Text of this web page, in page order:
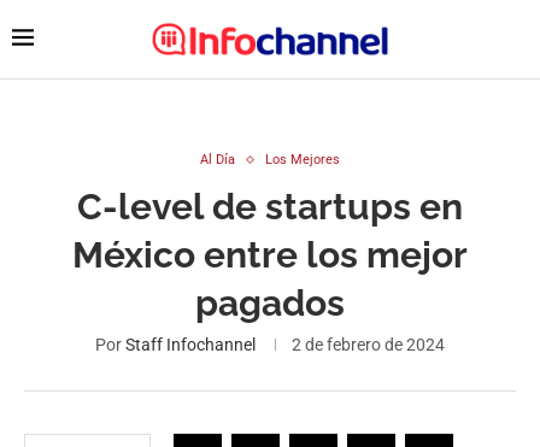
Al Día Los Mejores
C-level de startups en
México entre los mejor
pagados
PorStaff Infochannel 2 de febrero de 2024